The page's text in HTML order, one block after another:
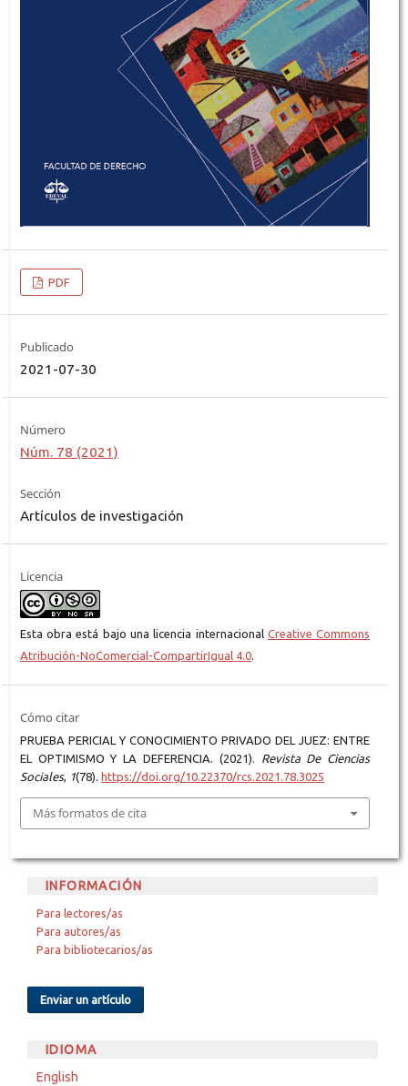
PDF
Publicado
2021-07-30
Número
Núm. 78 (2021)
Sección
Artículos de investigación
Licencia
Esta obra está bajo una licencia internacional Creative Commons
Atribución-NoComercial-CompartirIgual 4.0.
Cómo citar
PRUEBA PERICIAL Y CONOCIMIENTO PRIVADO DEL JUEZ: ENTRE
EL OPTIMISMO Y LA DEFERENCIA. (2021).
Revista De Ciencias
Sociales, 1(78). https://doi.org/10.22370/rcs.2021.78.3025
Más formatos de cita
INFORMACIÓN
Para lectores/as
Para autores/as
Para bibliotecarios/as
Enviar un artículo
IDIOMA
English